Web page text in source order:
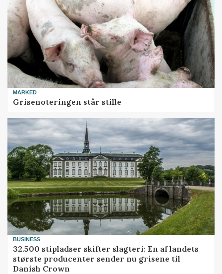
MARKED
Grisenoteringen står stille
BUSINESS
32.500 stipladser skifter slagteri: En af landets
største producenter sender nu grisene til
Danish Crown